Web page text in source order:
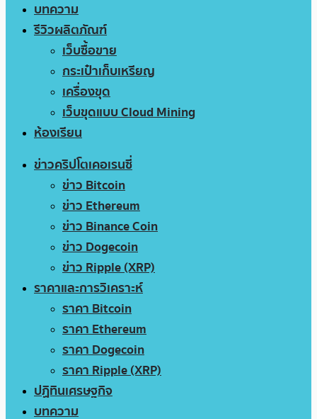
บทความ
รีวิวผลิตภัณฑ์
เว็บซื้อขาย
กระเป๋าเก็บเหรียญ
เครื่องขุด
เว็บขุดแบบ Cloud Mining
ห้องเรียน
ข่าวคริปโตเคอเรนซี่
ข่าว Bitcoin
ข่าว Ethereum
ข่าว Binance Coin
ข่าว Dogecoin
ข่าว Ripple (XRP)
ราคาและการวิเคราะห์
ราคา Bitcoin
ราคา Ethereum
ราคา Dogecoin
ราคา Ripple (XRP)
ปฏิทินเศรษฐกิจ
บทความ